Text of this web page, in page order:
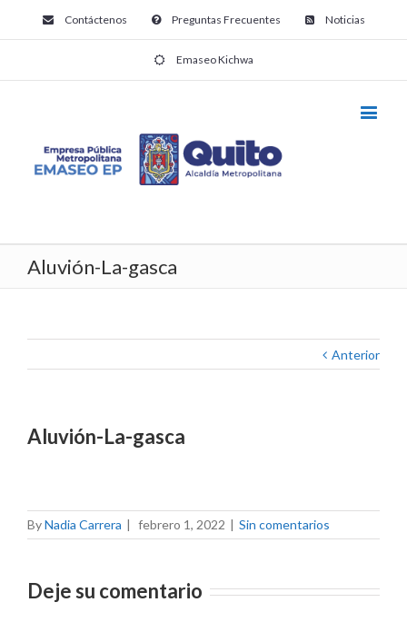
Contáctenos Preguntas Frecuentes Noticias
Emaseo Kichwa
Aluvión-La-gasca
Anterior
Aluvión-La-gasca
ByNadia Carrera | febrero 1, 2022 | Sin comentarios
Deje su comentario